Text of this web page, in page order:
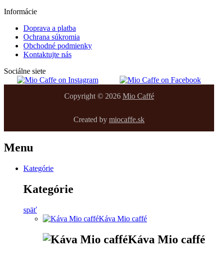
Informácie
Doprava a platba
Ochrana súkromia
Obchodné podmienky
Kontaktujte nás
Sociálne siete
Copyright © 2026 Mio Caffé
Created by miocaffe.sk
Menu
Kategórie
Kategórie
späť
Káva Mio caffé
Káva Mio caffé